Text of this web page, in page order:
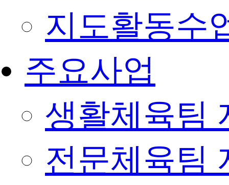
지도활동수
주요사업
생활체육팀
전문체육팀